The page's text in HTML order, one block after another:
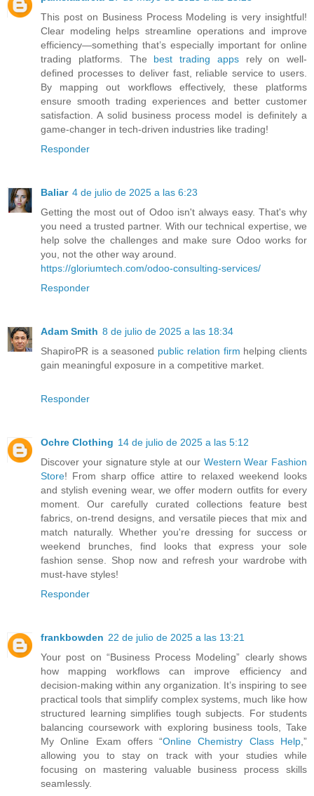
This post on Business Process Modeling is very insightful!
Clear modeling helps streamline operations and improve
efficiency—something that’s especially important for online
trading platforms. The best trading appsrely on well-
defined processes to deliver fast, reliable service to users.
By mapping out workflows effectively, these platforms
ensure smooth trading experiences and better customer
satisfaction. A solid business process model is definitely a
game-changer in tech-driven industries like trading!
Responder
Baliar 4 de julio de 2025 a las 6:23
Getting the most out of Odoo isn't always easy. That's why
you need a trusted partner. With our technical expertise, we
help solve the challenges and make sure Odoo works for
you, not the other way around.
https://gloriumtech.com/odoo-consulting-services/
Responder
Adam Smith 8 de julio de 2025 a las 18:34
ShapiroPR is a seasoned public relation firm helping clients
gain meaningful exposure in a competitive market.
Responder
Ochre Clothing 14 de julio de 2025 a las 5:12
Discover your signature style at our Western Wear Fashion
Store! From sharp office attire to relaxed weekend looks
and stylish evening wear, we offer modern outfits for every
moment. Our carefully curated collections feature best
fabrics, on-trend designs, and versatile pieces that mix and
match naturally. Whether you're dressing for success or
weekend brunches, find looks that express your sole
fashion sense. Shop now and refresh your wardrobe with
must-have styles!
Responder
frankbowden 22 de julio de 2025 a las 13:21
Your post on “Business Process Modeling” clearly shows
how mapping workflows can improve efficiency and
decision-making within any organization. It’s inspiring to see
practical tools that simplify complex systems, much like how
structured learning simplifies tough subjects. For students
balancing coursework with exploring business tools, Take
My Online Exam offers “Online Chemistry Class Help ,”
allowing you to stay on track with your studies while
focusing on mastering valuable business process skills
seamlessly.